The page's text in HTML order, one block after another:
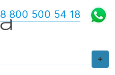
+
8 800 500 54 18